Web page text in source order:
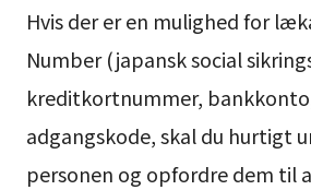
Hvis der er en mulighed for
Number (japansk social
kreditkortnummer,
adgangskode, skal du hurtigt
personen og opfordre dem til